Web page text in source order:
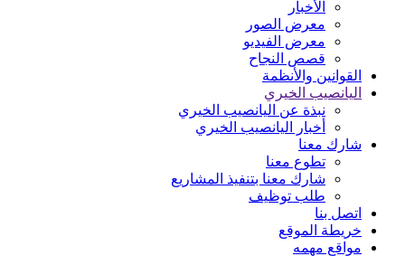
الأخبار
معرض الصور
معرض الفيديو
قصص النجاح
القوانين والأنظمة
اليانصيب الخيري
نبذة عن اليانصيب الخيري
أخبار اليانصيب الخيري
شارك معنا
تطوع معنا
شارك معنا بتنفيذ المشاريع
طلب توظيف
اتصل بنا
خريطة الموقع
مواقع مهمه